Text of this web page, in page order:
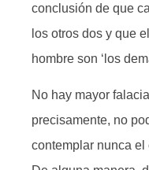
conclusión de que
los otros dos y que
hombre son ‘los
No hay mayor
precisamente, no
contemplar nunca